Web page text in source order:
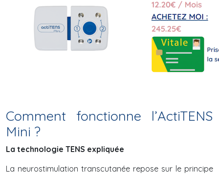
Comment fonctionne l’ActiTENS
Mini ?
La technologie TENS expliquée
La neurostimulation transcutanée repose sur le principe